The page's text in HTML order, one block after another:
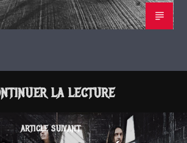
LA LECTURE
ARTICLE SUIVANT